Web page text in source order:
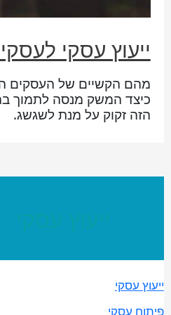
ייעוץ עסקי
פיתוח עסקי
ייעוץ עסקי
מהם הקשיים של העסקים
כיצד המשק מנסה לתמוך
הזה זקוק על מנת לשגשג.